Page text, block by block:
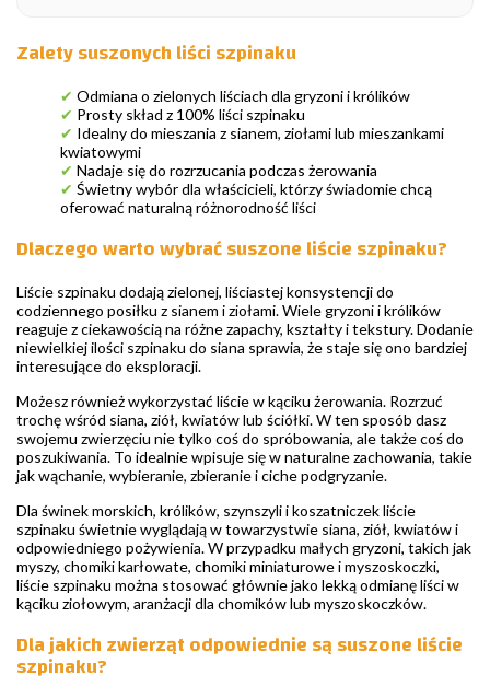
Zalety suszonych liści szpinaku
✔ Odmiana o zielonych liściach dla gryzoni i królików
✔ Prosty skład z 100% liści szpinaku
✔ Idealny do mieszania z sianem, ziołami lub mieszankami
kwiatowymi
✔ Nadaje się do rozrzucania podczas żerowania
✔ Świetny wybór dla właścicieli, którzy świadomie chcą
oferować naturalną różnorodność liści
Dlaczego warto wybrać suszone liście szpinaku?
Liście szpinaku dodają zielonej, liściastej konsystencji do
codziennego posiłku z sianem i ziołami. Wiele gryzoni i królików
reaguje z ciekawością na różne zapachy, kształty i tekstury. Dodanie
niewielkiej ilości szpinaku do siana sprawia, że staje się ono bardziej
interesujące do eksploracji.
Możesz również wykorzystać liście w kąciku żerowania. Rozrzuć
trochę wśród siana, ziół, kwiatów lub ściółki. W ten sposób dasz
swojemu zwierzęciu nie tylko coś do spróbowania, ale także coś do
poszukiwania. To idealnie wpisuje się w naturalne zachowania, takie
jak wąchanie, wybieranie, zbieranie i ciche podgryzanie.
Dla świnek morskich, królików, szynszyli i koszatniczek liście
szpinaku świetnie wyglądają w towarzystwie siana, ziół, kwiatów i
odpowiedniego pożywienia. W przypadku małych gryzoni, takich jak
myszy, chomiki karłowate, chomiki miniaturowe i myszoskoczki,
liście szpinaku można stosować głównie jako lekką odmianę liści w
kąciku ziołowym, aranżacji dla chomików lub myszoskoczków.
Dla jakich zwierząt odpowiednie są suszone liście
szpinaku?